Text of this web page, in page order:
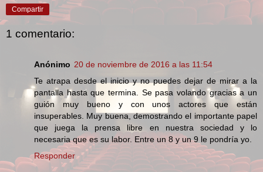
Compartir
1 comentario:
Anónimo 20 de noviembre de 2016 a las 11:54
Te atrapa desde el inicio y no puedes dejar de mirar a la
pantalla hasta que termina. Se pasa volando gracias a un
guión muy bueno y con unos actores que están
insuperables. Muy buena, demostrando el importante papel
que juega la prensa libre en nuestra sociedad y lo
necesaria que es su labor. Entre un 8 y un 9 le pondría yo.
Responder